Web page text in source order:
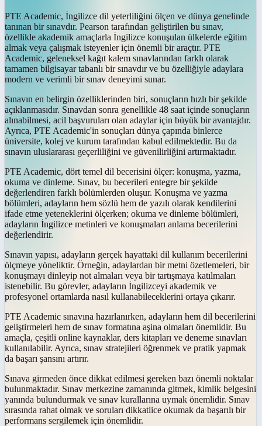
PTE Academic, İngilizce dil yeterliliğini ölçen ve dünya genelinde
tanınan bir sınavdır. Pearson tarafından geliştirilen bu sınav,
özellikle akademik amaçlarla İngilizce konuşulan ülkelerde eğitim
almak veya çalışmak isteyenler için önemli bir araçtır. PTE
Academic, geleneksel kağıt kalem sınavlarından farklı olarak
tamamen bilgisayar tabanlı bir sınavdır ve bu özelliğiyle adaylara
modern ve verimli bir sınav deneyimi sunar.
Sınavın en belirgin özelliklerinden biri, sonuçların hızlı bir şekilde
açıklanmasıdır. Sınavdan sonra genellikle 48 saat içinde sonuçların
alınabilmesi, acil başvuruları olan adaylar için büyük bir avantajdır.
Ayrıca, PTE Academic'in sonuçları dünya çapında binlerce
üniversite, kolej ve kurum tarafından kabul edilmektedir. Bu da
sınavın uluslararası geçerliliğini ve güvenilirliğini artırmaktadır.
PTE Academic, dört temel dil becerisini ölçer: konuşma, yazma,
okuma ve dinleme. Sınav, bu becerileri entegre bir şekilde
değerlendiren farklı bölümlerden oluşur. Konuşma ve yazma
bölümleri, adayların hem sözlü hem de yazılı olarak kendilerini
ifade etme yeteneklerini ölçerken; okuma ve dinleme bölümleri,
adayların İngilizce metinleri ve konuşmaları anlama becerilerini
değerlendirir.
Sınavın yapısı, adayların gerçek hayattaki dil kullanım becerilerini
ölçmeye yöneliktir. Örneğin, adaylardan bir metni özetlemeleri, bir
konuşmayı dinleyip not almaları veya bir tartışmaya katılmaları
istenebilir. Bu görevler, adayların İngilizceyi akademik ve
profesyonel ortamlarda nasıl kullanabileceklerini ortaya çıkarır.
PTE Academic sınavına hazırlanırken, adayların hem dil becerilerini
geliştirmeleri hem de sınav formatına aşina olmaları önemlidir. Bu
amaçla, çeşitli online kaynaklar, ders kitapları ve deneme sınavları
kullanılabilir. Ayrıca, sınav stratejileri öğrenmek ve pratik yapmak
da başarı şansını artırır.
Sınava girmeden önce dikkat edilmesi gereken bazı önemli noktalar
bulunmaktadır. Sınav merkezine zamanında gitmek, kimlik belgesini
yanında bulundurmak ve sınav kurallarına uymak önemlidir. Sınav
sırasında rahat olmak ve soruları dikkatlice okumak da başarılı bir
performans sergilemek için önemlidir.